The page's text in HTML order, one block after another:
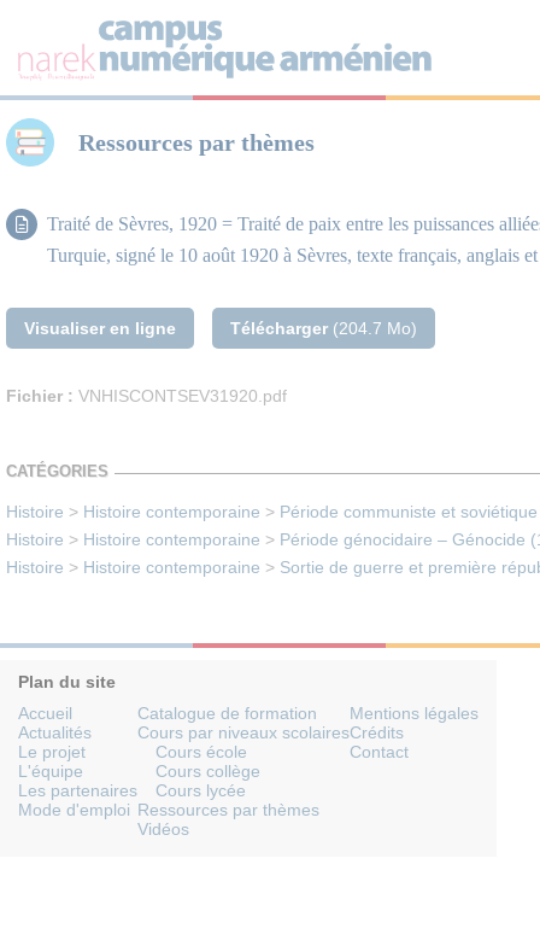
Ressources par thèmes
Traité de Sèvres, 1920 = Traité de paix entre les puissances
Turquie, signé le 10 août 1920 à Sèvres, texte français, anglais
Visualiser en ligne Télécharger (204.7 Mo)
Fichier : VNHISCONTSEV31920.pdf
CATÉGORIES
Histoire > Histoire contemporaine > Période communiste et
Histoire > Histoire contemporaine > Période génocidaire – Génocide
Histoire > Histoire contemporaine > Sortie de guerre et première
Plan du site
Accueil
Actualités
Le projet
L'équipe
Les partenaires
Mode d'emploi
Catalogue de formation
Cours par niveaux scolaires
Cours école
Cours collège
Cours lycée
Ressources par thèmes
Vidéos
Mentions légales
Crédits
Contact